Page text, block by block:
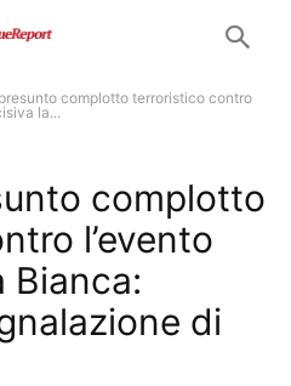
complotto terroristico contro
la...
complotto
l’evento
Bianca:
di